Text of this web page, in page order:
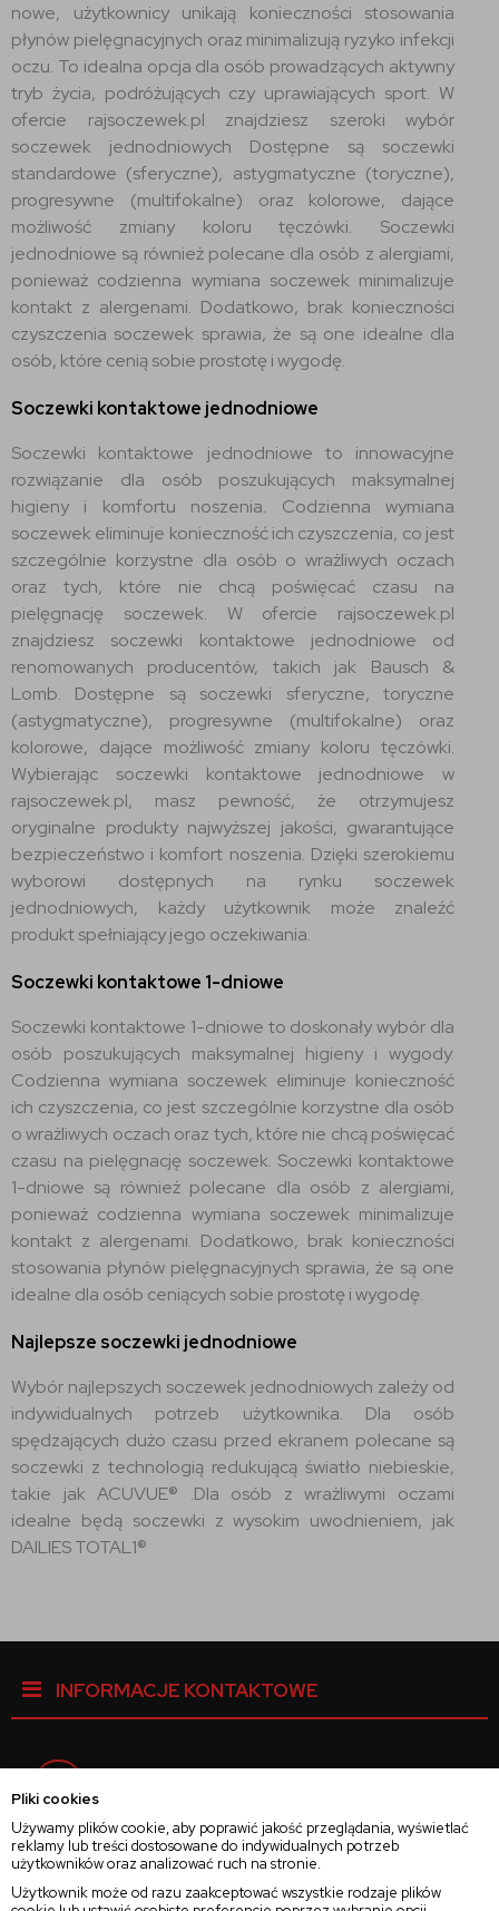
Pliki cookies
Używamy plików cookie, aby poprawić jakość przeglądania, wyświetlać
reklamy lub treści dostosowane do indywidualnych potrzeb
użytkowników oraz analizować ruch na stronie.
Użytkownik może od razu zaakceptować wszystkie rodzaje plików
nowe, użytkownicy unikają konieczności stosowania
płynów pielęgnacyjnych oraz minimalizują ryzyko infekcji
oczu. To idealna opcja dla osób prowadzących aktywny
tryb życia, podróżujących czy uprawiających sport. W
ofercie rajsoczewek.pl znajdziesz szeroki wybór
soczewek jednodniowych Dostępne są soczewki
standardowe (sferyczne), astygmatyczne (toryczne),
progresywne (multifokalne) oraz kolorowe, dające
możliwość zmiany koloru tęczówki. Soczewki
jednodniowe są również polecane dla osób z alergiami,
ponieważ codzienna wymiana soczewek minimalizuje
kontakt z alergenami. Dodatkowo, brak konieczności
czyszczenia soczewek sprawia, że są one idealne dla
osób, które cenią sobie prostotę i wygodę.
Soczewki kontaktowe jednodniowe
Soczewki kontaktowe jednodniowe to innowacyjne
rozwiązanie dla osób poszukujących maksymalnej
higieny i komfortu noszenia. Codzienna wymiana
soczewek eliminuje konieczność ich czyszczenia, co jest
szczególnie korzystne dla osób o wrażliwych oczach
oraz tych, które nie chcą poświęcać czasu na
pielęgnację soczewek. W ofercie rajsoczewek.pl
znajdziesz soczewki kontaktowe jednodniowe od
renomowanych producentów, takich jak Bausch &
Lomb. Dostępne są soczewki sferyczne, toryczne
(astygmatyczne), progresywne (multifokalne) oraz
kolorowe, dające możliwość zmiany koloru tęczówki.
Wybierając soczewki kontaktowe jednodniowe w
rajsoczewek.pl, masz pewność, że otrzymujesz
oryginalne produkty najwyższej jakości, gwarantujące
bezpieczeństwo i komfort noszenia. Dzięki szerokiemu
wyborowi dostępnych na rynku soczewek
jednodniowych, każdy użytkownik może znaleźć
produkt spełniający jego oczekiwania.
Soczewki kontaktowe 1-dniowe
Soczewki kontaktowe 1-dniowe to doskonały wybór dla
osób poszukujących maksymalnej higieny i wygody.
Codzienna wymiana soczewek eliminuje konieczność
ich czyszczenia, co jest szczególnie korzystne dla osób
o wrażliwych oczach oraz tych, które nie chcą poświęcać
czasu na pielęgnację soczewek. Soczewki kontaktowe
1-dniowe są również polecane dla osób z alergiami,
ponieważ codzienna wymiana soczewek minimalizuje
kontakt z alergenami. Dodatkowo, brak konieczności
stosowania płynów pielęgnacyjnych sprawia, że są one
idealne dla osób ceniących sobie prostotę i wygodę.
Najlepsze soczewki jednodniowe
Wybór najlepszych soczewek jednodniowych zależy od
indywidualnych potrzeb użytkownika. Dla osób
spędzających dużo czasu przed ekranem polecane są
soczewki z technologią redukującą światło niebieskie,
takie jak ACUVUE® .Dla osób z wrażliwymi oczami
idealne będą soczewki z wysokim uwodnieniem, jak
DAILIES TOTAL1®
INFORMACJE KONTAKTOWE
Instagram